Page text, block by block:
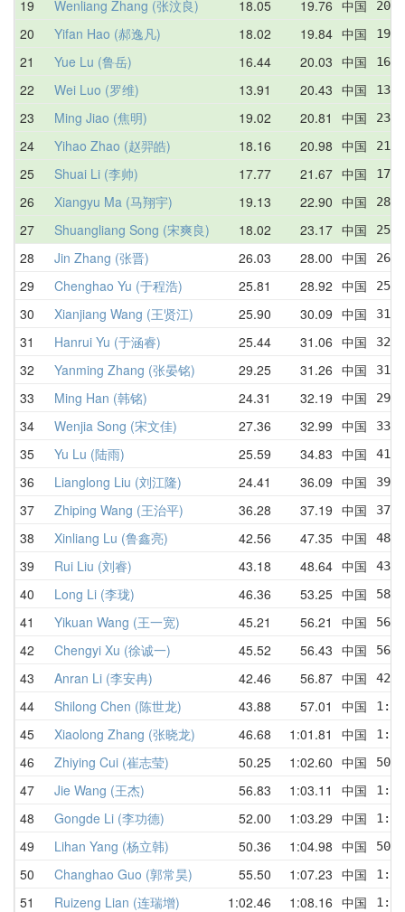
19 Wenliang Zhang (张汶良) 18.05 19.76 中国
20 Yifan Hao (郝逸凡) 18.02 19.84 中国
21 Yue Lu (鲁岳) 16.44 20.03 中国
22 Wei Luo (罗维) 13.91 20.43 中国
23 Ming Jiao (焦明) 19.02 20.81 中国
24 Yihao Zhao (赵羿皓) 18.16 20.98 中国
25 Shuai Li (李帅) 17.77 21.67 中国
26 Xiangyu Ma (马翔宇) 19.13 22.90 中国
27 Shuangliang Song (宋爽良) 18.02 23.17 中国
28 Jin Zhang (张晋) 26.03 28.00 中国
29 Chenghao Yu (于程浩) 25.81 28.92 中国
30 Xianjiang Wang (王贤江) 25.90 30.09 中国
31 Hanrui Yu (于涵睿) 25.44 31.06 中国
32 Yanming Zhang (张晏铭) 29.25 31.26 中国
33 Ming Han (韩铭) 24.31 32.19 中国
34 Wenjia Song (宋文佳) 27.36 32.99 中国
35 Yu Lu (陆雨) 25.59 34.83 中国
36 Lianglong Liu (刘江隆) 24.41 36.09 中国
37 Zhiping Wang (王治平) 36.28 37.19 中国
38 Xinliang Lu (鲁鑫亮) 42.56 47.35 中国
39 Rui Liu (刘睿) 43.18 48.64 中国
40 Long Li (李珑) 46.36 53.25 中国
41 Yikuan Wang (王一宽) 45.21 56.21 中国
42 Chengyi Xu (徐诚一) 45.52 56.43 中国
43 Anran Li (李安冉) 42.46 56.87 中国
44 Shilong Chen (陈世龙) 43.88 57.01 中国
45 Xiaolong Zhang (张晓龙) 46.68 1:01.81 中国
46 Zhiying Cui (崔志莹) 50.25 1:02.60 中国
47 Jie Wang (王杰) 56.83 1:03.11 中国
48 Gongde Li (李功德) 52.00 1:03.29 中国
49 Lihan Yang (杨立韩) 50.36 1:04.98 中国
50 Changhao Guo (郭常昊) 55.50 1:07.23 中国
51 Ruizeng Lian (连瑞增) 1:02.46 1:08.16 中国